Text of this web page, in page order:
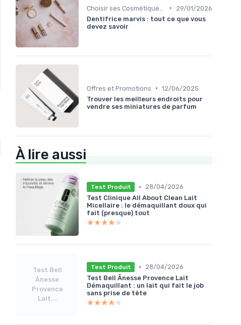
•
29/01/2026
Dentifrice marvis : tout ce que vous
devez savoir
Offres et Promotions • 12/06/2025
Trouver les meilleurs endroits pour
vendre ses miniatures de parfum
À lire aussi
Test Produit •
28/04/2026
Test Clinique All About Clean Lait
Micellaire : le démaquillant doux qui
fait (presque) tout
★★★★★
★★★★★
Test Bell
Ânesse
Provence
Lait...
Test Produit •
28/04/2026
Test Bell Ânesse Provence Lait
Démaquillant : un lait qui fait le job
sans prise de tête
★★★★★
★★★★★